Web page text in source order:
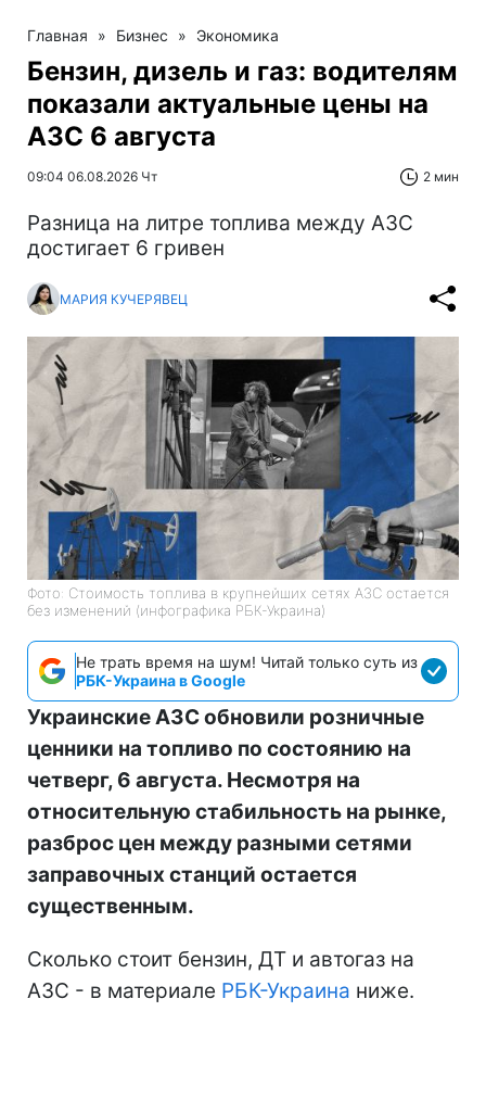
Главная » Бизнес » Экономика
Бензин, дизель и газ: водителям
показали актуальные цены на
АЗС 6 августа
09:04 06.08.2026 Чт 2 мин
Разница на литре топлива между АЗС
достигает 6 гривен
МАРИЯ КУЧЕРЯВЕЦ
Фото: Стоимость топлива в крупнейших сетях АЗС остается
без изменений (инфографика РБК-Украина)
Не трать время на шум! Читай только суть из
РБК-Украина в Google
Украинские АЗС обновили розничные
ценники на топливо по состоянию на
четверг, 6 августа. Несмотря на
относительную стабильность на рынке,
разброс цен между разными сетями
заправочных станций остается
существенным.
Сколько стоит бензин, ДТ и автогаз на
АЗС - в материале РБК-Украина ниже.